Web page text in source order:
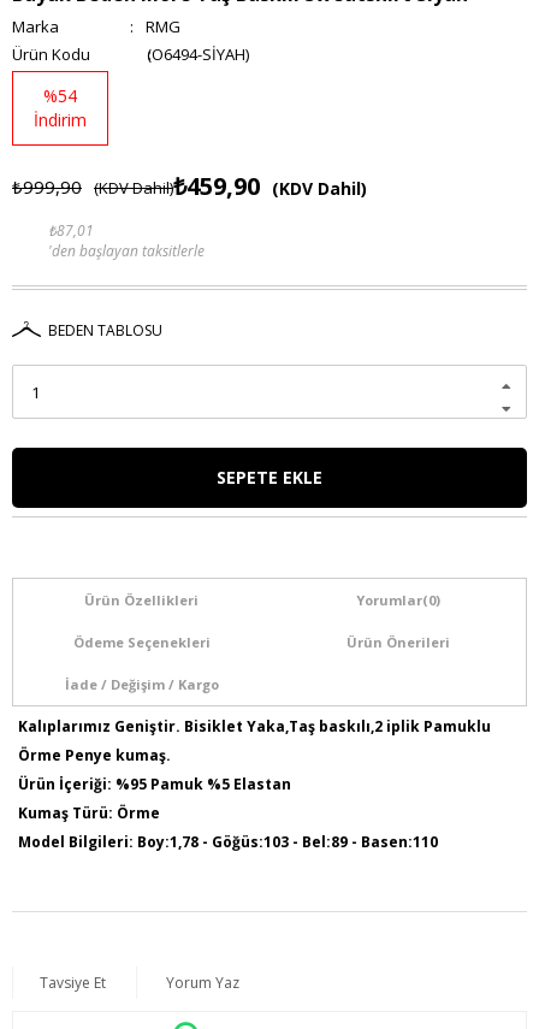
Marka :
RMG
(O6494-SİYAH)
%54
İndirim
₺999,90 (KDV Dahil)₺459,90 (KDV Dahil)
₺87,01
'den başlayan taksitlerle
BEDEN TABLOSU
Ürün Özellikleri Yorumlar(0)
Ödeme Seçenekleri Ürün Önerileri
İade / Değişim / Kargo
Kalıplarımız Geniştir. Bisiklet Yaka,Taş baskılı,2 iplik Pamuklu
Örme Penye kumaş.
Ürün İçeriği: %95 Pamuk %5 Elastan
Kumaş Türü: Örme
Model Bilgileri: Boy:1,78 - Göğüs:103 - Bel:89 - Basen:110
Tavsiye Et Yorum Yaz